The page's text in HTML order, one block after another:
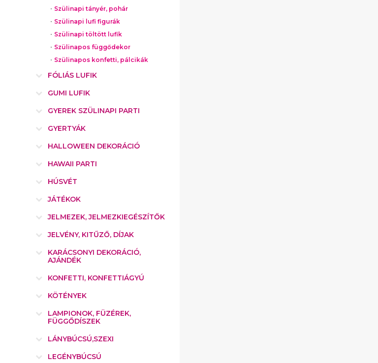
Szülinapi tányér, pohár
Szülinapi lufi figurák
Szülinapi töltött lufik
Szülinapos függődekor
Szülinapos konfetti, pálcikák
FÓLIÁS LUFIK
GUMI LUFIK
GYEREK SZÜLINAPI PARTI
GYERTYÁK
HALLOWEEN DEKORÁCIÓ
HAWAII PARTI
HÚSVÉT
JÁTÉKOK
JELMEZEK, JELMEZKIEGÉSZÍTŐK
JELVÉNY, KITŰZŐ, DÍJAK
KARÁCSONYI DEKORÁCIÓ,
AJÁNDÉK
KONFETTI, KONFETTIÁGYÚ
KÖTÉNYEK
LAMPIONOK, FÜZÉREK,
FÜGGŐDÍSZEK
LÁNYBÚCSÚ,SZEXI
LEGÉNYBÚCSÚ